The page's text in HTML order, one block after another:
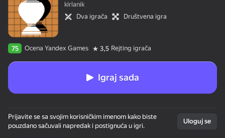
kirlanik
Dva igrača
Društvena igra
75 Ocena Yandex Games 3,5 Rejting igrača
Igraj sada
Prijavite se sa svojim korisničkim imenom kako biste
pouzdano sačuvali napredak i postignuća u igri.
Uloguj se